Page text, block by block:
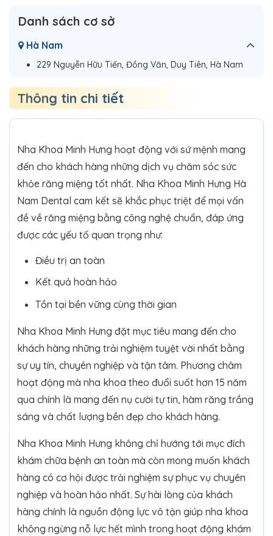
Danh sách cơ sở
Hà Nam
229 Nguyễn Hữu Tiến, Đồng Văn, Duy Tiên, Hà Nam
Thông tin chi tiết
Nha Khoa Minh Hưng hoạt động với sứ mệnh mang
đến cho khách hàng những dịch vụ chăm sóc sức
khỏe răng miệng tốt nhất. Nha Khoa Minh Hưng Hà
Nam Dental cam kết sẽ khắc phục triệt để mọi vấn
đề về răng miệng bằng công nghệ chuẩn, đáp ứng
được các yếu tố quan trọng như:
Điều trị an toàn
Kết quả hoàn hảo
Tồn tại bền vững cùng thời gian
Nha Khoa Minh Hưng đặt mục tiêu mang đến cho
khách hàng những trải nghiệm tuyệt vời nhất bằng
sự uy tín, chuyên nghiệp và tận tâm. Phương châm
hoạt động mà nha khoa theo đuổi suốt hơn 15 năm
qua chính là mang đến nụ cười tự tin, hàm răng trắng
sáng và chất lượng bền đẹp cho khách hàng.
Nha Khoa Minh Hưng không chỉ hướng tới mục đích
khám chữa bệnh an toàn mà còn mong muốn khách
hàng có cơ hội được trải nghiệm sự phục vụ chuyên
nghiệp và hoàn hảo nhất. Sự hài lòng của khách
hàng chính là nguồn động lực vô tận giúp nha khoa
không ngừng nỗ lực hết mình trong hoạt động khám